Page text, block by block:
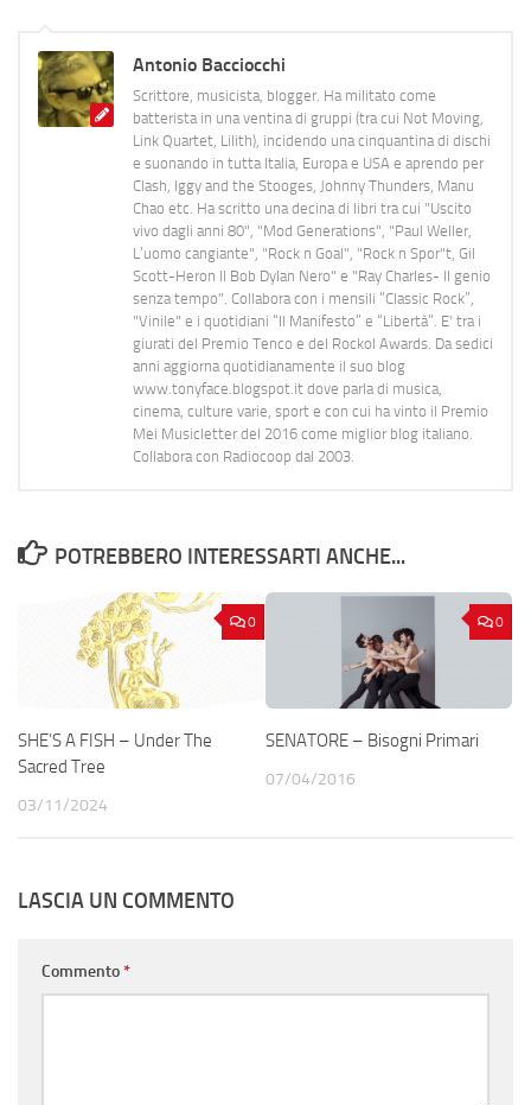
Antonio Bacciocchi
Scrittore, musicista, blogger. Ha militato come
batterista in una ventina di gruppi (tra cui Not Moving,
Link Quartet, Lilith), incidendo una cinquantina di dischi
e suonando in tutta Italia, Europa e USA e aprendo per
Clash, Iggy and the Stooges, Johnny Thunders, Manu
Chao etc. Ha scritto una decina di libri tra cui "Uscito
vivo dagli anni 80", "Mod Generations", "Paul Weller,
L’uomo cangiante", "Rock n Goal", "Rock n Spor"t, Gil
Scott-Heron Il Bob Dylan Nero" e "Ray Charles- Il genio
senza tempo". Collabora con i mensili “Classic Rock”,
"Vinile" e i quotidiani “Il Manifesto” e “Libertà”. E' tra i
giurati del Premio Tenco e del Rockol Awards. Da sedici
anni aggiorna quotidianamente il suo blog
www.tonyface.blogspot.it dove parla di musica,
cinema, culture varie, sport e con cui ha vinto il Premio
Mei Musicletter del 2016 come miglior blog italiano.
Collabora con Radiocoop dal 2003.
POTREBBERO INTERESSARTI ANCHE...
0
SHE’S A FISH – Under The
Sacred Tree
03/11/2024
0
SENATORE – Bisogni Primari
07/04/2016
LASCIA UN COMMENTO
Commento*